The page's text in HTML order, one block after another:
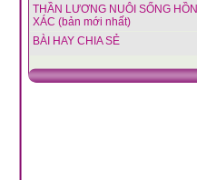
THẦN LƯƠNG NUÔI SỐNG HỒN
XÁC (bản mới nhất)
BÀI HAY CHIA SẺ